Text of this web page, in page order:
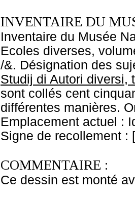
INVENTAIRE DU
Inventaire du Musée
Ecoles diverses,
/&. Désignation des
Studij di Autori diversi,
sont collés cent
différentes manières.
Emplacement actuel :
Signe de recollement :
COMMENTAIRE :
Ce dessin est monté